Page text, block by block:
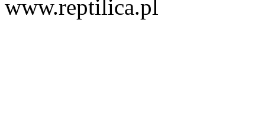
www.reptilica.pl